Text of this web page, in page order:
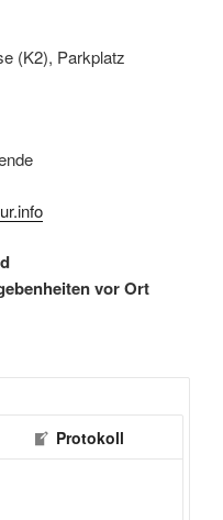
(K2), Parkplatz
vor Ort
Protokoll